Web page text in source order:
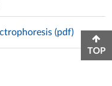
(pdf)
TOP